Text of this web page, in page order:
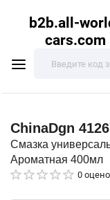
b2b.all-
cars.com
ChinaDgn
Смазка
Ароматная 400мл
0